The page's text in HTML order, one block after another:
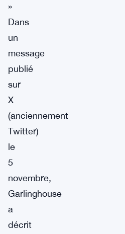
»
Dans
un
message
publié
sur
X
(anciennement
Twitter)
le
5
novembre,
Garlinghouse
a
décrit